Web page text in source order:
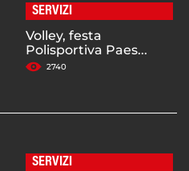
SERVIZI
Volley, festa
Polisportiva Paes...
2740
SERVIZI